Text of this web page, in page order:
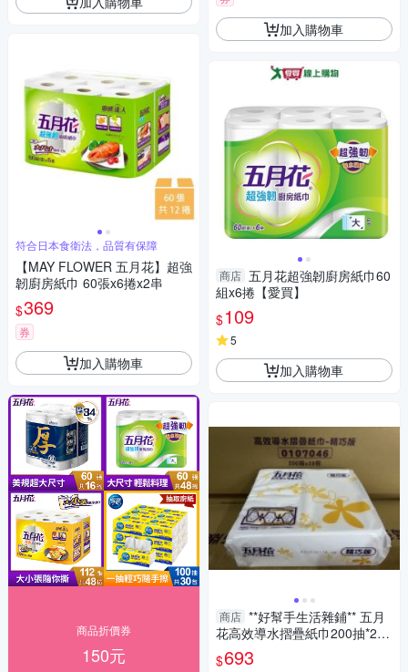
符合日本食衛法，品質有保障
【MAY FLOWER 五月花】超強
韌廚房紙巾 60張x6捲x2串
$369
券
加入購物車
商品折價券
150元
加入購物車
商店 五月花超強韌廚房紙巾60
組x6捲【愛買】
$109
5
加入購物車
商店 **好幫手生活雜鋪** 五月
花高效導水摺疊紙巾200抽*20
包-精巧版----擦手紙
$693